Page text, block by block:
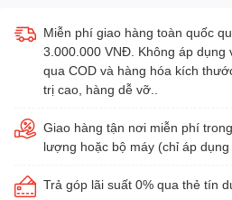
Miễn phí giao hàng toàn quốc
3.000.000 VNĐ. Không áp dụng
qua COD và hàng hóa kích
trị cao, hàng dễ vỡ..
Giao hàng tận nơi miễn phí
lượng hoặc bộ máy (chỉ áp
Trả góp lãi suất 0% qua thẻ tín